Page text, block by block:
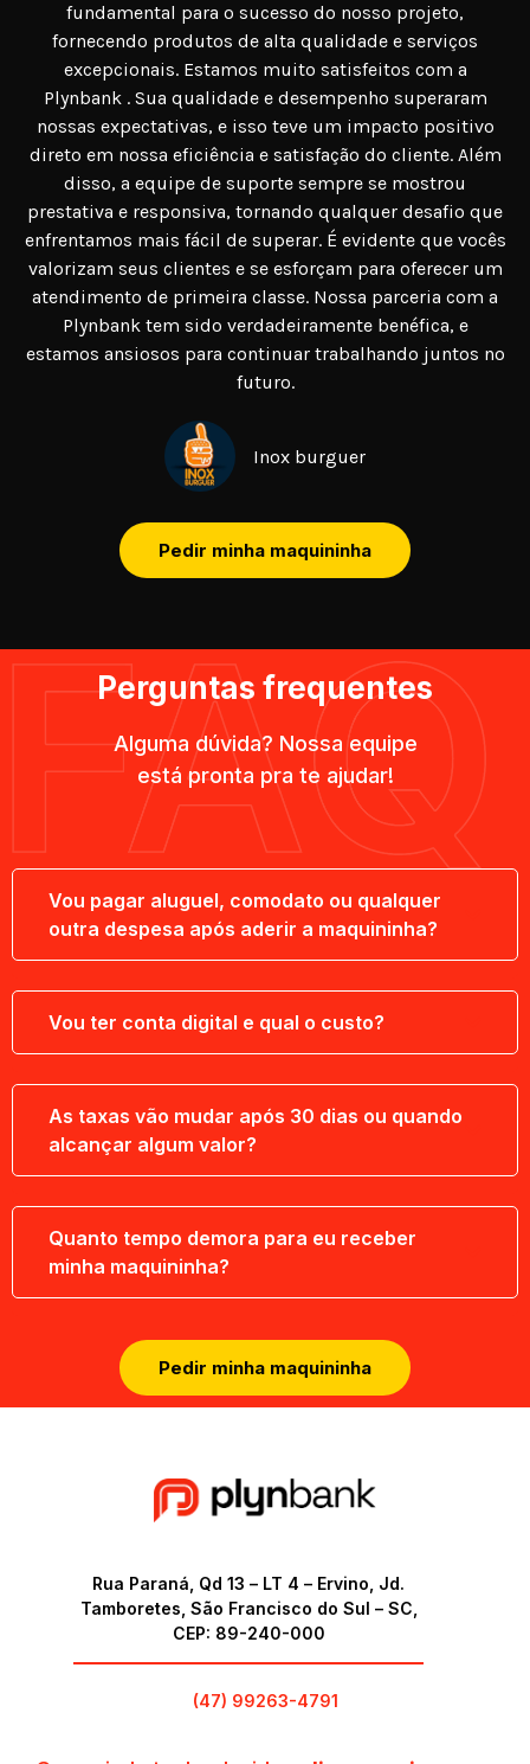
fundamental para o sucesso do nosso projeto,
fornecendo produtos de alta qualidade e serviços
excepcionais. Estamos muito satisfeitos com a
Plynbank . Sua qualidade e desempenho superaram
nossas expectativas, e isso teve um impacto positivo
direto em nossa eficiência e satisfação do cliente. Além
disso, a equipe de suporte sempre se mostrou
prestativa e responsiva, tornando qualquer desafio que
enfrentamos mais fácil de superar. É evidente que vocês
valorizam seus clientes e se esforçam para oferecer um
atendimento de primeira classe. Nossa parceria com a
Plynbank tem sido verdadeiramente benéfica, e
estamos ansiosos para continuar trabalhando juntos no
futuro.
Inox burguer
Pedir minha maquininha
Perguntas frequentes
Alguma dúvida? Nossa equipe
está pronta pra te ajudar!
Vou pagar aluguel, comodato ou qualquer
outra despesa após aderir a maquininha?
Vou ter conta digital e qual o custo?
As taxas vão mudar após 30 dias ou quando
alcançar algum valor?
Quanto tempo demora para eu receber
minha maquininha?
Pedir minha maquininha
Rua Paraná, Qd 13 – LT 4 – Ervino, Jd.
Tamboretes, São Francisco do Sul – SC,
CEP: 89-240-000
(47) 99263-4791